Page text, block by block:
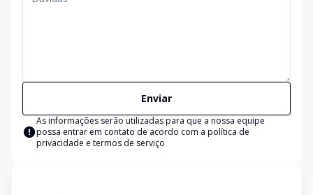
Enviar
As informações serão utilizadas para que a nossa equipe
possa entrar em contato de acordo com a política de
privacidade e termos de serviço